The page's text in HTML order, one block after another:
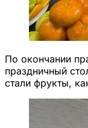
По окончании
праздничный
стали фрукты,